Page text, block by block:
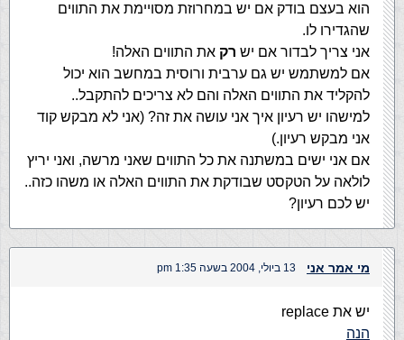
הוא בעצם בודק אם יש במחרוזת מסויימת את התווים
שהגדירו לו.
אני צריך לבדור אם יש רק את התווים האלה!
אם למשתמש יש גם ערבית ורוסית במחשב הוא יכול
להקליד את התווים האלה והם לא צריכים להתקבל..
למישהו יש רעיון איך אני עושה את זה? (אני לא מבקש קוד
אני מבקש רעיון.)
אם אני ישים במשתנה את כל התווים שאני מרשה, ואני יריץ
לולאה על הטקסט שבודקת את התווים האלה או משהו כזה..
יש לכם רעיון?
מי אמר אני 13 ביולי, 2004 בשעה 1:35 pm
יש את replace
הנה